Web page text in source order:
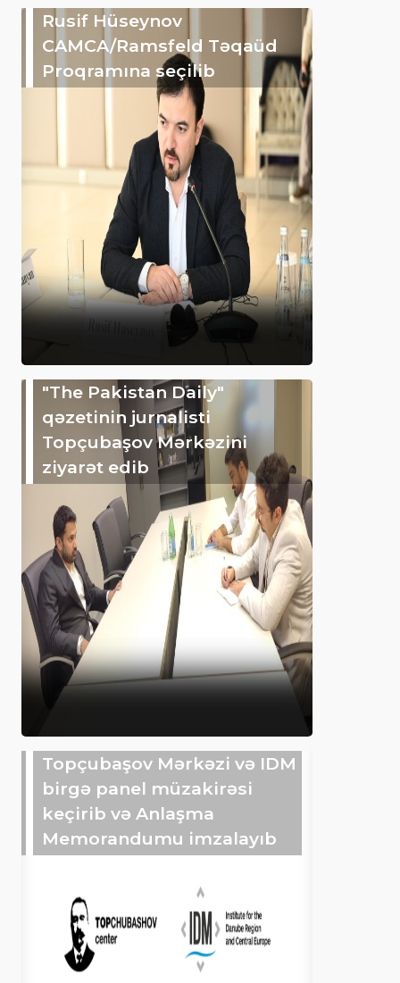
Rusif Hüseynov
CAMCA/Ramsfeld Təqaüd
Proqramına seçilib
"The Pakistan Daily"
qəzetinin jurnalisti
Topçubaşov Mərkəzini
ziyarət edib
Topçubaşov Mərkəzi və IDM
birgə panel müzakirəsi
keçirib və Anlaşma
Memorandumu imzalayıb